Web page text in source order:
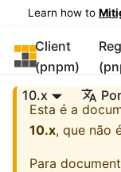
Learn how to
pnpm
Client
(pnpm)
10.x
Esta é a
10.x, que não
Para